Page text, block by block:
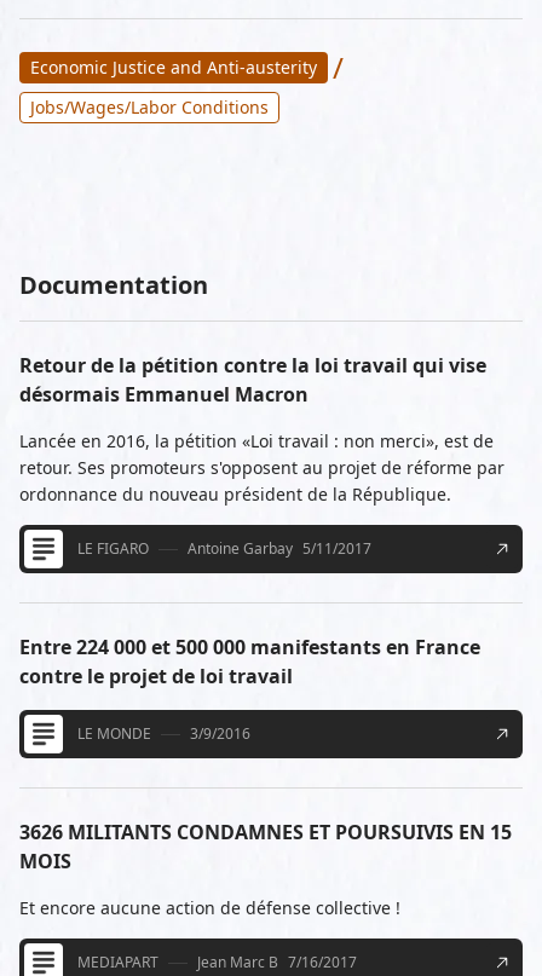
Economic Justice and Anti-austerity /
Jobs/Wages/Labor Conditions
Documentation
Retour de la pétition contre la loi travail qui vise
désormais Emmanuel Macron
Lancée en 2016, la pétition «Loi travail : non merci», est de
retour. Ses promoteurs s'opposent au projet de réforme par
ordonnance du nouveau président de la République.
LE FIGARO Antoine Garbay 5/11/2017
Entre 224 000 et 500 000 manifestants en France
contre le projet de loi travail
LE MONDE 3/9/2016
3626 MILITANTS CONDAMNES ET POURSUIVIS EN 15
MOIS
Et encore aucune action de défense collective !
MEDIAPART Jean Marc B 7/16/2017